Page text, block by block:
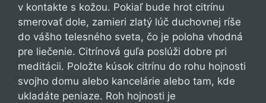
v kontakte s kožou. Pokiaľ bude hrot citrínu
smerovať dole, zamieri zlatý lúč duchovnej ríše
do vášho telesného sveta, čo je poloha vhodná
pre liečenie. Citrínová guľa poslúži dobre pri
meditácii. Položte kúsok citrínu do rohu hojnosti
svojho domu alebo kancelárie alebo tam, kde
ukladáte peniaze. Roh hojnosti je